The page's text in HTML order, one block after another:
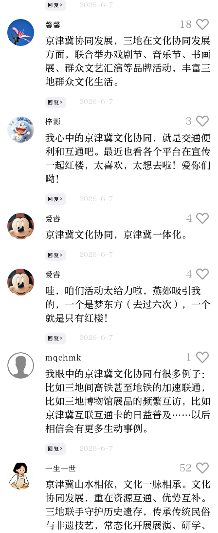
回复> 2026-6-7
馨馨
18
京津冀协同发展，三地在文化协同发展
方面，联合举办戏剧节、音乐节、书画
展、群众文艺汇演等品牌活动，丰富三
地群众文化生活。
回复> 2026-6-7
梓源
3
我心中的京津冀文化协同，就是交通便
利和互通吧。最近也看各个平台在宣传
一起红楼，太喜欢，太想去啦！爱你们
呦！
回复> 2026-6-7
爱睿
4
京津冀文化协同，京津冀一体化。
回复> 2026-6-7
爱睿
4
哇，咱们活动太给力啦，燕郊吸引我
的，一个是梦东方（去过六次），一个
就是只有红楼！
回复> 2026-6-7
mqchmk
1
我眼中的京津冀文化协同有很多例子：
比如三地间高铁甚至地铁的加速联通，
比如三地博物馆展品的频繁互访，比如
京津冀互联互通卡的日益普及……以后
相信会有更多生动事例。
回复> 2026-6-7
一生一世
52
京津冀山水相依，文化一脉相承。文化
协同发展，重在资源互通、优势互补。
三地联手守护历史遗存，传承传统民俗
与非遗技艺，常态化开展展演、研学、